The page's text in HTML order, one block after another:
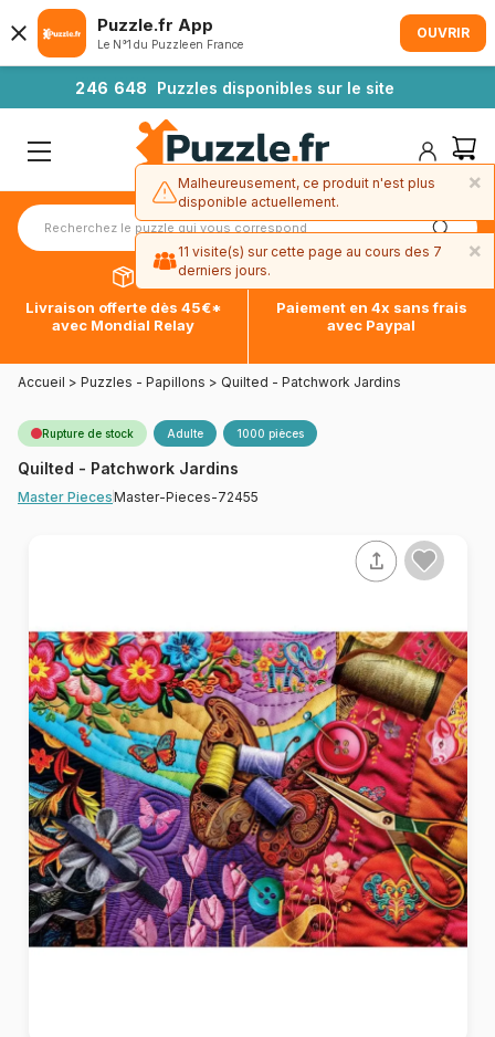
246 648 Puzzles disponibles sur le site
Livraison offerte dès 45€*
avec Mondial Relay
Paiement en 4x sans frais
avec Paypal
Accueil > Puzzles - Papillons > Quilted - Patchwork Jardins
Rupture de stock Adulte 1000 pièces
Quilted - Patchwork Jardins
Master PiecesMaster-Pieces-72455
Puzzle.fr App
Le N°1 du Puzzle en France
OUVRIR
×
Malheureusement, ce produit n'est plus
disponible actuellement.
×
11 visite(s) sur cette page au cours des 7
derniers jours.